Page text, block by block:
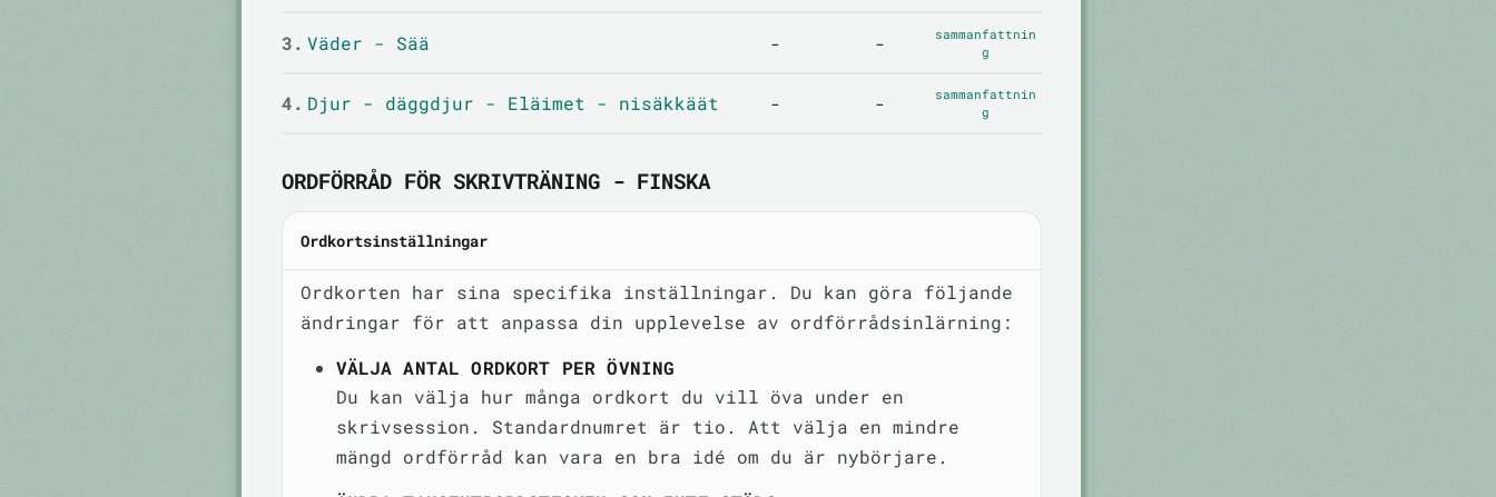
3. Väder - Sää - -
sammanfattnin
g
4. Djur - däggdjur - Eläimet - nisäkkäät - -
sammanfattnin
g
ORDFÖRRÅD FÖR SKRIVTRÄNING - FINSKA
Ordkortsinställningar
Ordkorten har sina specifika inställningar. Du kan göra följande
ändringar för att anpassa din upplevelse av ordförrådsinlärning:
VÄLJA ANTAL ORDKORT PER ÖVNING
Du kan välja hur många ordkort du vill öva under en
skrivsession. Standardnumret är tio. Att välja en mindre
mängd ordförråd kan vara en bra idé om du är nybörjare.